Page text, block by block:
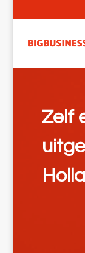
Zelf